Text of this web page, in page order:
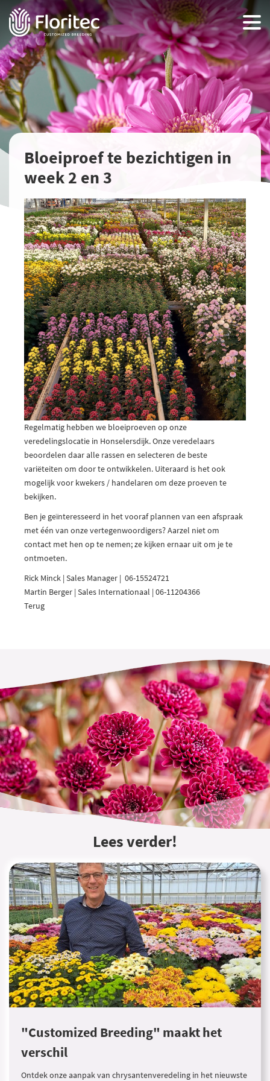
Bloeiproef te bezichtigen in
week 2 en 3
Regelmatig hebben we bloeiproeven op onze
veredelingslocatie in Honselersdijk. Onze veredelaars
beoordelen daar alle rassen en selecteren de beste
variëteiten om door te ontwikkelen. Uiteraard is het ook
mogelijk voor kwekers / handelaren om deze proeven te
bekijken.
Ben je geïnteresseerd in het vooraf plannen van een afspraak
met één van onze vertegenwoordigers? Aarzel niet om
contact met hen op te nemen; ze kijken ernaar uit om je te
ontmoeten.
Rick Minck | Sales Manager | 06-15524721
Martin Berger | Sales Internationaal | 06-11204366
Terug
Lees verder!
"Customized Breeding" maakt het
verschil
Ontdek onze aanpak van chrysantenveredeling in het nieuwste